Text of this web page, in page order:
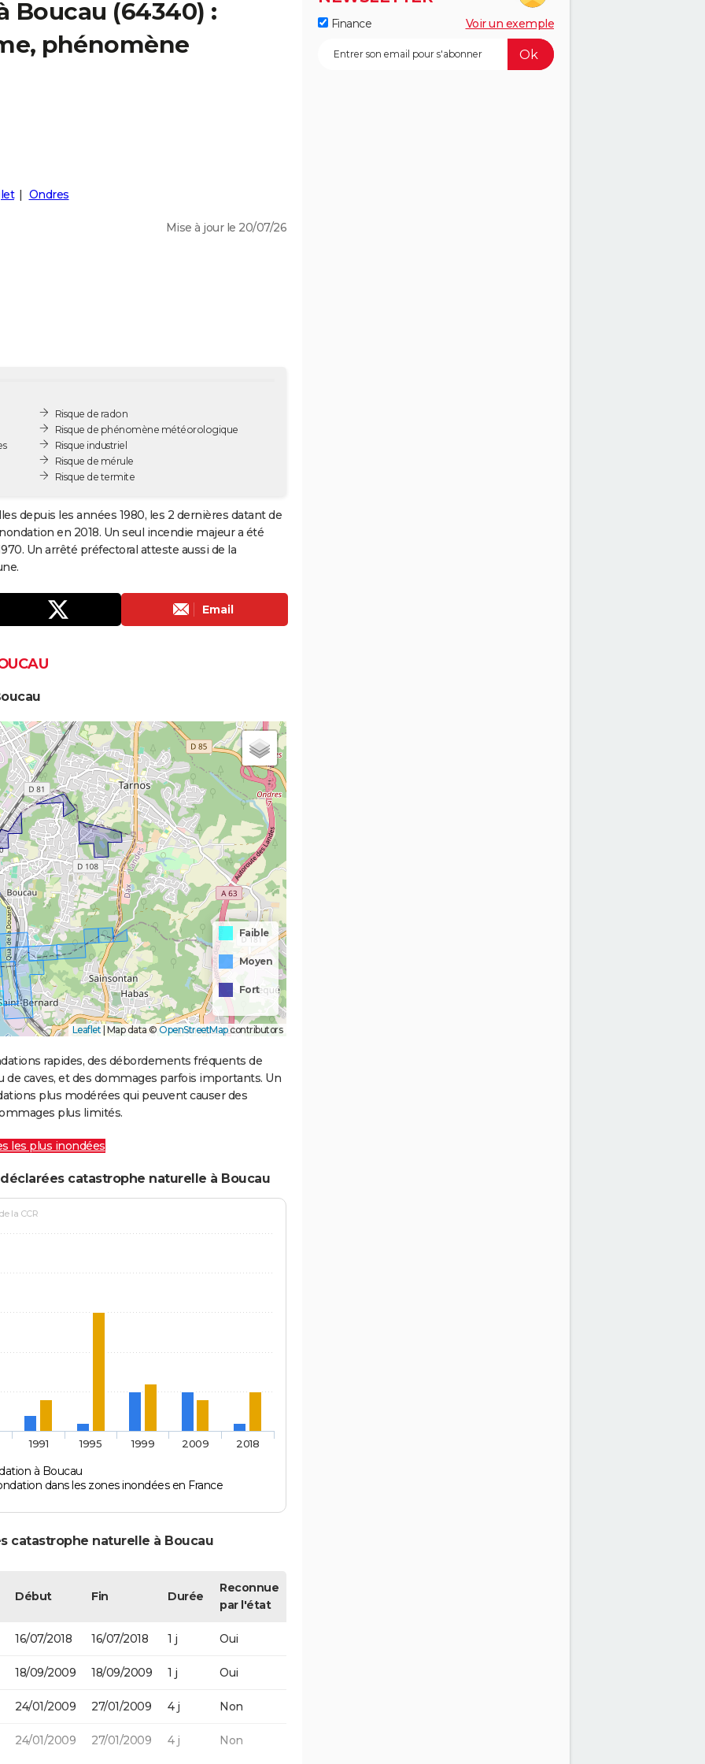
Boucau (64340) :
phénomène
Ondres
Mise à jour le 20/07/26
Risque de radon
Risque de phénomène météorologique
Risque industriel
Risque de mérule
Risque de termite
depuis les années 1980, les 2 dernières datant de
en 2018. Un seul incendie majeur a été
Un arrêté préfectoral atteste aussi de la
Email
Faible
Moyen
Fort
Leaflet| Map data ©OpenStreetMapcontributors
rapides, des débordements fréquents de
de caves, et des dommages parfois importants. Un
plus modérées qui peuvent causer des
plus limités.
les plus inondées
catastrophe naturelle à Boucau
la CCR
à Boucau
dans les zones inondées en France
1991 1995 1999 2009 2018
catastrophe naturelle à Boucau
Début Fin Durée
Reconnue
par l'état
16/07/2018 16/07/2018 1 j Oui
18/09/2009 18/09/2009 1 j Oui
24/01/2009 27/01/2009 4 j Non
24/01/2009 27/01/2009 4 j Non
Finance Voir un exemple